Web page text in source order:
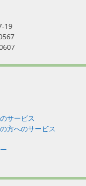
19
サービス
方へのサービス